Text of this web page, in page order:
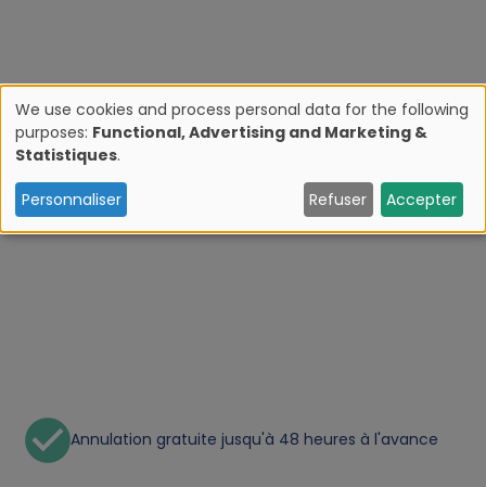
Annulation gratuite jusqu'à 48 heures à l'avance
U
s
e
e
We use cookies and process personal data for the following
purposes: Functional, Advertising and Marketing &
Statistiques.
Personnaliser Refuser Accepter